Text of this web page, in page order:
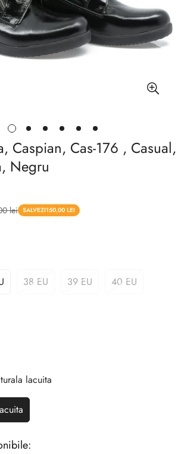
Caspian, Cas-176 , Casual,
Negru
lei SALVEZI150,00 LEI
38 EU 39 EU 40 EU
lacuita